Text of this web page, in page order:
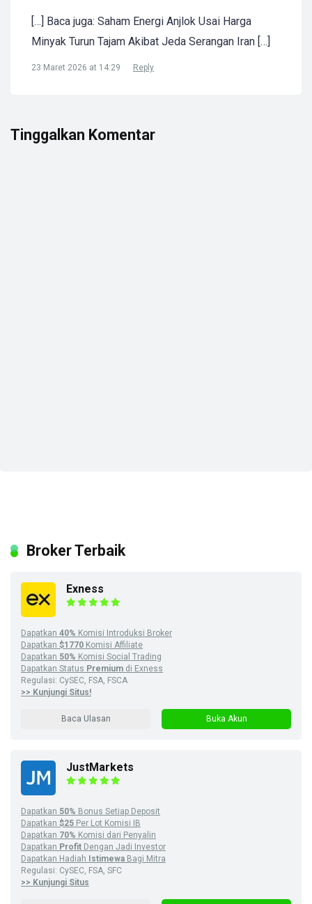
[…] Baca juga: Saham Energi Anjlok Usai Harga
Minyak Turun Tajam Akibat Jeda Serangan Iran […]
23 Maret 2026 at 14:29 Reply
Tinggalkan Komentar
Broker Terbaik
Exness
Dapatkan 40% Komisi Introduksi Broker
Dapatkan $1770 Komisi Affiliate
Dapatkan 50% Komisi Social Trading
Dapatkan Status Premium di Exness
Regulasi: CySEC, FSA, FSCA
>> Kunjungi Situs!
Baca Ulasan Buka Akun
JustMarkets
Dapatkan 50% Bonus Setiap Deposit
Dapatkan $25 Per Lot Komisi IB
Dapatkan 70% Komisi dari Penyalin
Dapatkan Profit Dengan Jadi Investor
Dapatkan Hadiah
Istimewa Bagi Mitra
Regulasi: CySEC, FSA, SFC
>> Kunjungi Situs